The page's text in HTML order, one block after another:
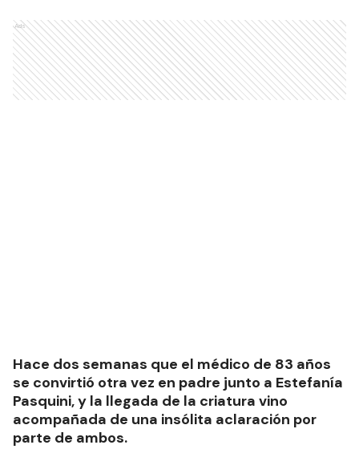
Ads
Hace dos semanas que el médico de 83 años
se convirtió otra vez en padre junto a Estefanía
Pasquini, y la llegada de la criatura vino
acompañada de una insólita aclaración por
parte de ambos.